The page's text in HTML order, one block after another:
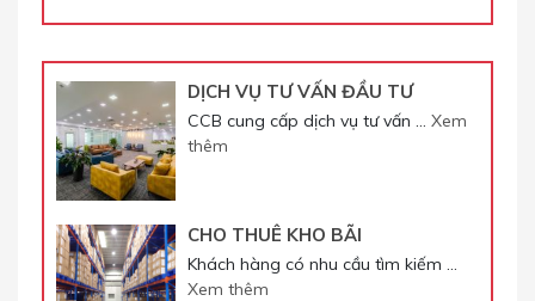
DỊCH VỤ TƯ VẤN ĐẦU TƯ
CCB cung cấp dịch vụ tư vấn … Xem
thêm
CHO THUÊ KHO BÃI
Khách hàng có nhu cầu tìm kiếm …
Xem thêm